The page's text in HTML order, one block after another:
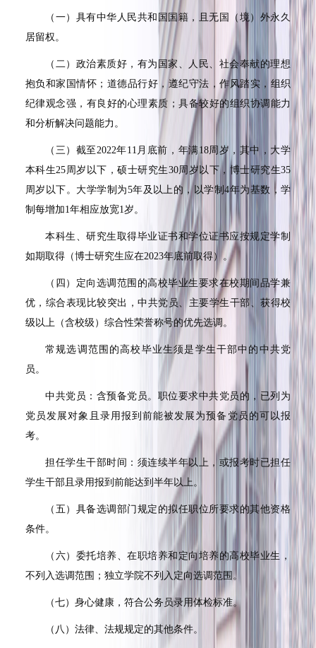
（一）具有中华人民共和国国籍，且无国（境）外永久
居留权。
（二）政治素质好，有为国家、人民、社会奉献的理想
抱负和家国情怀；道德品行好，遵纪守法，作风踏实，组织
纪律观念强，有良好的心理素质；具备较好的组织协调能力
和分析解决问题能力。
（三）截至 2022年11 月底前，年满18周岁，其中，大学
本科生25周岁以下，硕士研究生30周岁以下，博士研究生35
周岁以下。大学学制为5年及以上的，以学制4年为基数，学
制每增加1年相应放宽1岁。
本科生、研究生取得毕业证书和学位证书应按规定学制
如期取得（博士研究生应在2023年底前取得）。
（四）定向选调范围的高校毕业生要求在校期间品学兼
优，综合表现比较突出，中共党员、主要学生干部、获得校
级以上（含校级）综合性荣誉称号的优先选调。
常规选调范围的高校毕业生须是学生干部中的中共党
员。
中共党员：含预备党员。职位要求中共党员的，已列为
党员发展对象且录用报到前能被发展为预备党员的可以报
考。
担任学生干部时间：须连续半年以上，或报考时已担任
学生干部且录用报到前能达到半年以上。
（五）具备选调部门规定的拟任职位所要求的其他资格
条件。
（六）委托培养、在职培养和定向培养的高校毕业生，
不列入选调范围；独立学院不列入定向选调范围。
（七）身心健康，符合公务员录用体检标准。
（八）法律、法规规定的其他条件。